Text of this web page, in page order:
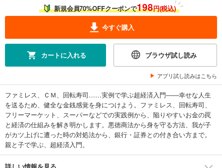
新規会員70%OFFクーポンで198円(税込)
今すぐ購入
カートに入れる ブラウザ試し読み
アプリ試し読みはこちら
ファミレス、ＣＭ、回転寿司……実例で学ぶ超経済入門――幸せな人生
を送るため、健全な金銭感覚を身につけよう。ファミレス、回転寿司、
フリーマーケット、スーパーなどでの実践例から、陥りやすいお金の罠
と経済の仕組みを解き明かします。悪徳商法から身を守る方法、我が子
がカツ上げに遭った時の対処法から、銀行・証券との付き合い方まで。
親と子で学ぶ、超経済入門。